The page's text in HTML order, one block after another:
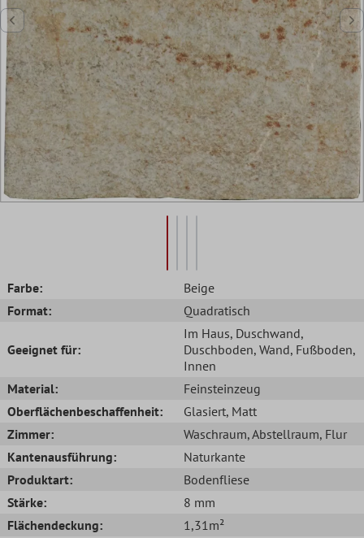
Farbe:
Beige
Format:
Quadratisch
Geeignet für:
Im Haus, Duschwand,
Duschboden, Wand, Fußboden,
Innen
Material:
Feinsteinzeug
Oberflächenbeschaffenheit:
Glasiert, Matt
Zimmer:
Waschraum, Abstellraum, Flur
Kantenausführung:
Naturkante
Produktart:
Bodenfliese
Stärke:
8 mm
Flächendeckung:
1,31m²